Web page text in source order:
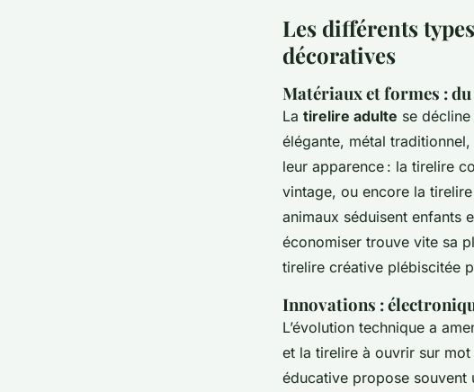
Les différents
décoratives
Matériaux et formes :
La tirelire adulte se
élégante, métal
leur apparence : la tirelire
vintage, ou encore la
animaux séduisent enfants
économiser trouve vite sa
tirelire créative plébiscitée
Innovations :
L’évolution technique a
et la tirelire à ouvrir sur
éducative propose